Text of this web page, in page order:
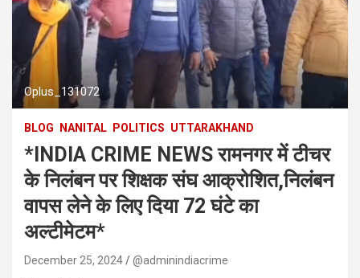
Oplus_131072
BLOG NANITAL POLITICS UTTARAKHAND
*INDIA CRIME NEWS रामनगर में टीचर
के निलंबन पर शिक्षक संघ आक्रोशित,निलंबन
वापस लेने के लिए दिया 72 घंटे का
अल्टीमेटम*
December 25, 2024 @adminindiacrime